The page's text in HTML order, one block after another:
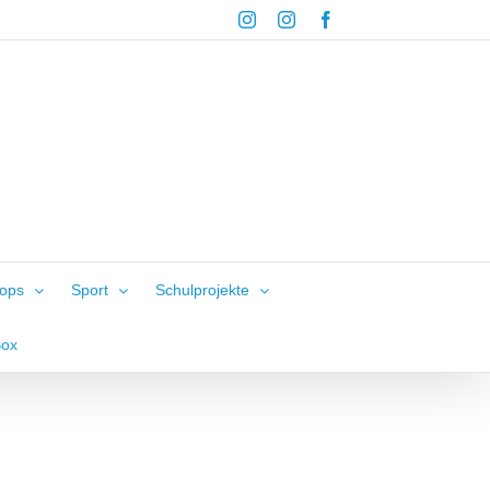
InstagramInstagram
Sport Schulprojekte